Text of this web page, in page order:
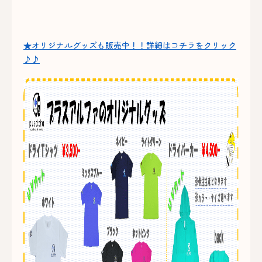
★オリジナルグッズも販売中！！詳細はコチラをクリック
♪♪